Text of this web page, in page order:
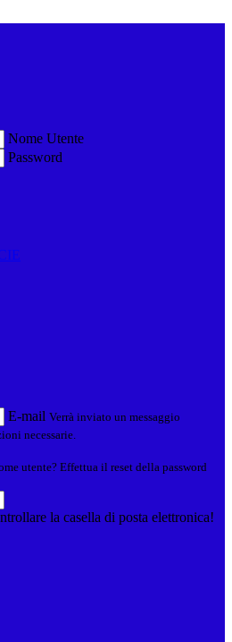
Nome Utente
Password
E-mail Verrà inviato un messaggio
necessarie.
utente? Effettua il reset della password
la casella di posta elettronica!